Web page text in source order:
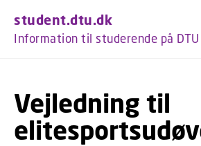
student.dtu.dk
Information til studerende på DTU
Vejledning til